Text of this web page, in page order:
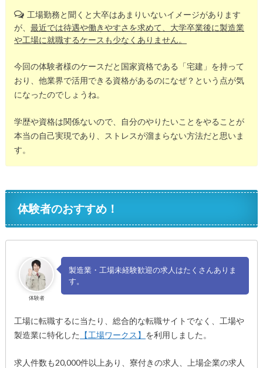
工場勤務と聞くと大卒はあまりいないイメージがあります
が、最近では待遇や働きやすさを求めて、大学卒業後に製造業
や工場に就職するケースも少なくありません。
今回の体験者様のケースだと国家資格である「宅建」を持って
おり、他業界で活用できる資格があるのになぜ？という点が気
になったのでしょうね。
学歴や資格は関係ないので、自分のやりたいことをやることが
本当の自己実現であり、ストレスが溜まらない方法だと思いま
す。
体験者のおすすめ！
体験者
製造業・工場未経験歓迎の求人はたくさんありま
す。
工場に転職するに当たり、総合的な転職サイトでなく、工場や
製造業に特化した
【工場ワークス】 を利用しました。
求人件数も20,000件以上あり、寮付きの求人、上場企業の求人